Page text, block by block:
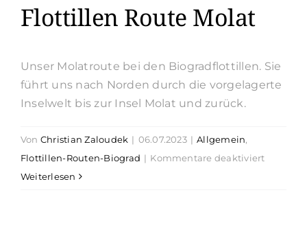
Flottillen Route Molat
Unser Molatroute bei den Biogradflottillen. Sie
führt uns nach Norden durch die vorgelagerte
Inselwelt bis zur Insel Molat und zurück.
Von Christian Zaloudek | 06.07.2023 | Allgemein,
Flottillen-Routen-Biograd | Kommentare deaktiviertfür
Weiterlesen